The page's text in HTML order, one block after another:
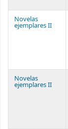
Novelas
ejemplares II
Novelas
ejemplares II